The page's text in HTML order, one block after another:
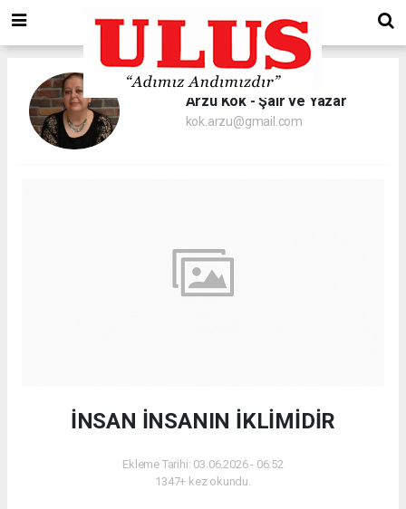
Arzu Kök - Şair ve Yazar
kok.arzu@gmail.com
İNSAN İNSANIN İKLİMİDİR
Ekleme Tarihi: 03.06.2026 - 06:52
1347+ kez okundu.